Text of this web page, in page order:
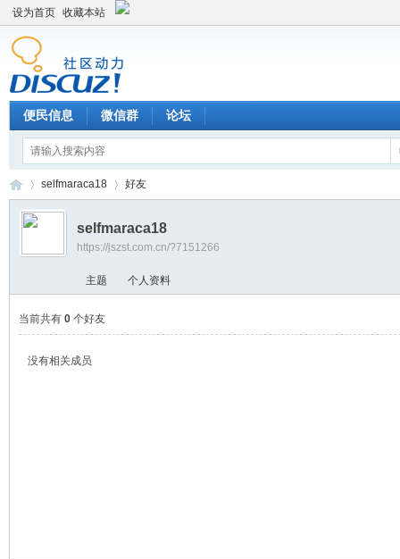
设为首页 收藏本站
便民信息 微信群 论坛
›
selfmaraca18 好友
selfmaraca18
https://jszst.com.cn/?7151266
主题 个人资料
当前共有 0个好友
没有相关成员